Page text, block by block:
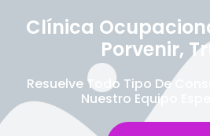
Clínica
Porvenir,
Resuelve Todo Tipo De
Nuestro Equipo